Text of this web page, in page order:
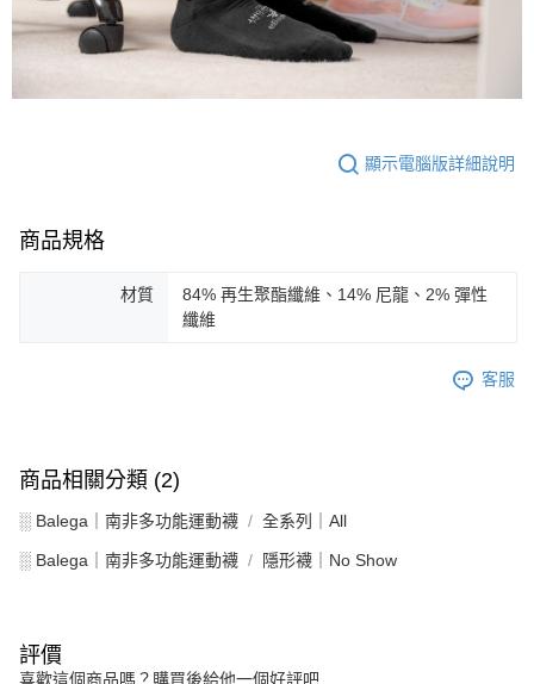
顯示電腦版詳細說明
商品規格
材質
84% 再生聚酯纖維、14% 尼龍、2% 彈性
纖維
客服
商品相關分類 (2)
░ Balega｜南非多功能運動襪 全系列｜All
░ Balega｜南非多功能運動襪 隱形襪｜No Show
評價
喜歡這個商品嗎？購買後給他一個好評吧